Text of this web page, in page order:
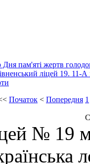
Дня пам'яті жертв
ліцей 19. 11-А
Початок < Попередня 1
№ 19